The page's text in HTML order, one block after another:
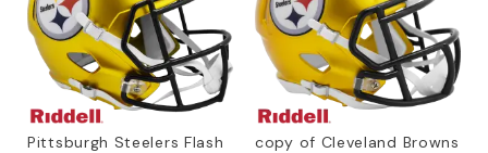
Pittsburgh Steelers Flash
copy of Cleveland Browns